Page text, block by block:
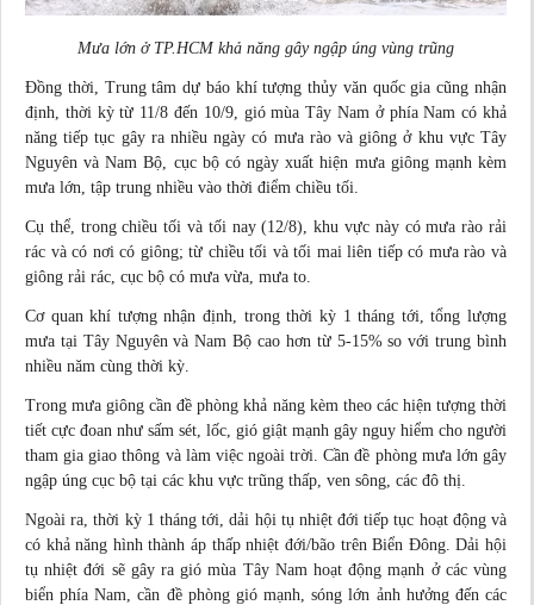
Mưa lớn ở TP.HCM khả năng gây ngập úng vùng trũng
Đồng thời, Trung tâm dự báo khí tượng thủy văn quốc gia cũng nhận
định, thời kỳ từ 11/8 đến 10/9, gió mùa Tây Nam ở phía Nam có khả
năng tiếp tục gây ra nhiều ngày có mưa rào và giông ở khu vực Tây
Nguyên và Nam Bộ, cục bộ có ngày xuất hiện mưa giông mạnh kèm
mưa lớn, tập trung nhiều vào thời điểm chiều tối.
Cụ thể, trong chiều tối và tối nay (12/8), khu vực này có mưa rào rải
rác và có nơi có giông; từ chiều tối và tối mai liên tiếp có mưa rào và
giông rải rác, cục bộ có mưa vừa, mưa to.
Cơ quan khí tượng nhận định, trong thời kỳ 1 tháng tới, tổng lượng
mưa tại Tây Nguyên và Nam Bộ cao hơn từ 5-15% so với trung bình
nhiều năm cùng thời kỳ.
Trong mưa giông cần đề phòng khả năng kèm theo các hiện tượng thời
tiết cực đoan như sấm sét, lốc, gió giật mạnh gây nguy hiểm cho người
tham gia giao thông và làm việc ngoài trời. Cần đề phòng mưa lớn gây
ngập úng cục bộ tại các khu vực trũng thấp, ven sông, các đô thị.
Ngoài ra, thời kỳ 1 tháng tới, dải hội tụ nhiệt đới tiếp tục hoạt động và
có khả năng hình thành áp thấp nhiệt đới/bão trên Biển Đông. Dải hội
tụ nhiệt đới sẽ gây ra gió mùa Tây Nam hoạt động mạnh ở các vùng
biển phía Nam, cần đề phòng gió mạnh, sóng lớn ảnh hưởng đến các